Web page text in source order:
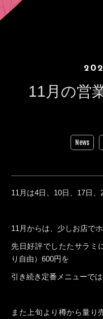
11月の営
News
11月は4日、10日、17日
11月からは、少しお店で
先日好評でしたたサラミ
り自由）600円を
引き続き定番メニューでは
また上旬より樽から量り